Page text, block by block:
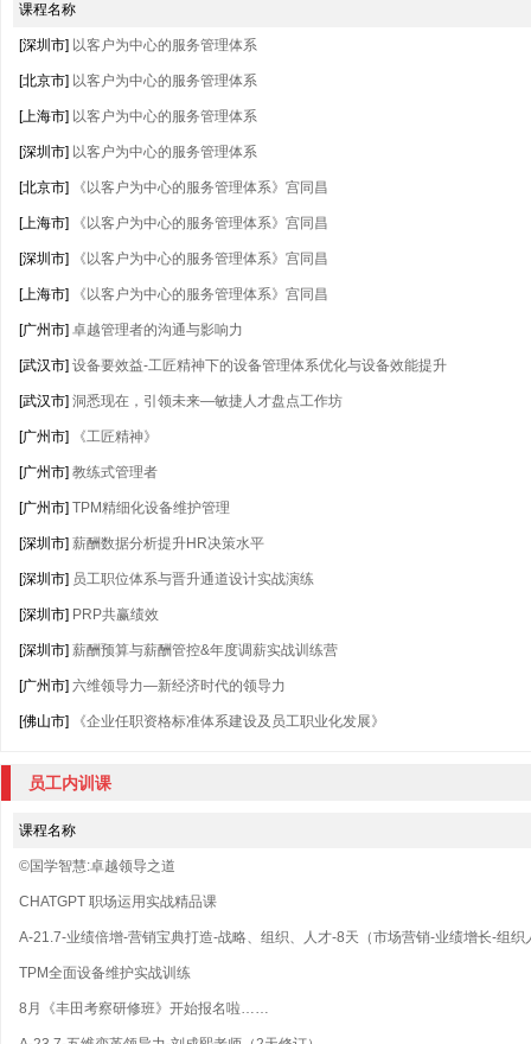
课程名称
[深圳市] 以客户为中心的服务管理体系
[北京市] 以客户为中心的服务管理体系
[上海市] 以客户为中心的服务管理体系
[深圳市] 以客户为中心的服务管理体系
[北京市] 《以客户为中心的服务管理体系》宫同昌
[上海市] 《以客户为中心的服务管理体系》宫同昌
[深圳市] 《以客户为中心的服务管理体系》宫同昌
[上海市] 《以客户为中心的服务管理体系》宫同昌
[广州市] 卓越管理者的沟通与影响力
[武汉市] 设备要效益-工匠精神下的设备管理体系优化与设备效能提升
[武汉市] 洞悉现在，引领未来—敏捷人才盘点工作坊
[广州市] 《工匠精神》
[广州市] 教练式管理者
[广州市] TPM精细化设备维护管理
[深圳市] 薪酬数据分析提升HR决策水平
[深圳市] 员工职位体系与晋升通道设计实战演练
[深圳市] PRP共赢绩效
[深圳市] 薪酬预算与薪酬管控&年度调薪实战训练营
[广州市] 六维领导力—新经济时代的领导力
[佛山市] 《企业任职资格标准体系建设及员工职业化发展》
员工内训课
课程名称
©国学智慧:卓越领导之道
CHATGPT 职场运用实战精品课
A-21.7-业绩倍增-营销宝典打造-战略、组织、人才-8天（市场营销-业绩增长-组
TPM全面设备维护实战训练
8月《丰田考察研修班》开始报名啦……